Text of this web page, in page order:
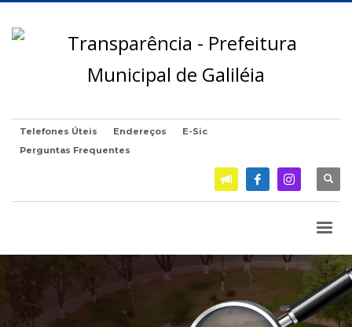
Telefones Úteis Endereços
E-Sic
Perguntas Frequentes